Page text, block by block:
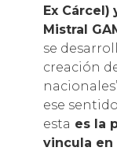
Ex Cárcel)
Mistral
se
creación
ese
esta es la
vincula en